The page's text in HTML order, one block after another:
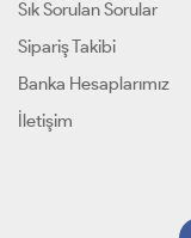
Sık Sorulan Sorular
Sipariş Takibi
Banka Hesaplarımız
İletişim